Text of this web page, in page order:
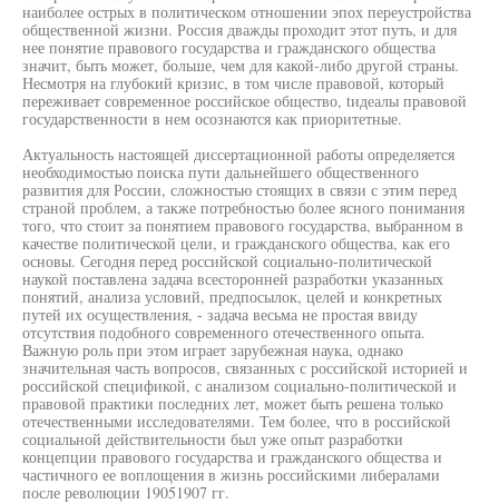
наиболее острых в политическом отношении эпох переустройства
общественной жизни. Россия дважды проходит этот путь, и для
нее понятие правового государства и гражданского общества
значит, быть может, больше, чем для какой-либо другой страны.
Несмотря на глубокий кризис, в том числе правовой, который
переживает современное российское общество, tидеалы правовой
государственности в нем осознаются как приоритетные.
Актуальность настоящей диссертационной работы определяется
необходимостью поиска пути дальнейшего общественного
развития для России, сложностью стоящих в связи с этим перед
страной проблем, а также потребностью более ясного понимания
того, что стоит за понятием правового государства, выбранном в
качестве политической цели, и гражданского общества, как его
основы. Сегодня перед российской социально-политической
наукой поставлена задача всесторонней разработки указанных
понятий, анализа условий, предпосылок, целей и конкретных
путей их осуществления, - задача весьма не простая ввиду
отсутствия подобного современного отечественного опыта.
Важную роль при этом играет зарубежная наука, однако
значительная часть вопросов, связанных с российской историей и
российской спецификой, с анализом социально-политической и
правовой практики последних лет, может быть решена только
отечественными исследователями. Тем более, что в российской
социальной действительности был уже опыт разработки
концепции правового государства и гражданского общества и
частичного ее воплощения в жизнь российскими либералами
после революции 19051907 гг.